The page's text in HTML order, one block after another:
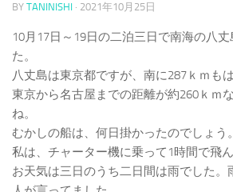
BY TANINISHI · 2021年10月25日
10月17日～19日の二泊三日で南海の八
た。
八丈島は東京都ですが、南に287ｋｍも
東京から名古屋までの距離が約260ｋｍ
ね。
むかしの船は、何日掛かったのでしょう。
私は、チャーター機に乗って1時間で飛ん
お天気は三日のうち二日間は雨でした。